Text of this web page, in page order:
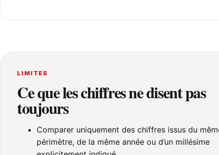
LIMITES
Ce que les chiffres ne disent pas
toujours
Comparer uniquement des chiffres issus du
périmètre, de la même année ou d’un millésime